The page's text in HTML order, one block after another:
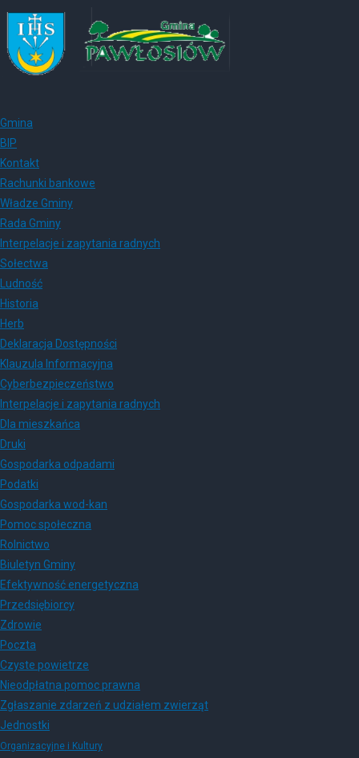
Gmina
BIP
Kontakt
Rachunki bankowe
Władze Gminy
Rada Gminy
Interpelacje i zapytania radnych
Sołectwa
Ludność
Historia
Herb
Deklaracja Dostępności
Klauzula Informacyjna
Cyberbezpieczeństwo
Interpelacje i zapytania radnych
Dla mieszkańca
Druki
Gospodarka odpadami
Podatki
Gospodarka wod-kan
Pomoc społeczna
Rolnictwo
Biuletyn Gminy
Efektywność energetyczna
Przedsiębiorcy
Zdrowie
Poczta
Czyste powietrze
Nieodpłatna pomoc prawna
Zgłaszanie zdarzeń z udziałem zwierząt
Jednostki
Organizacyjne i Kultury